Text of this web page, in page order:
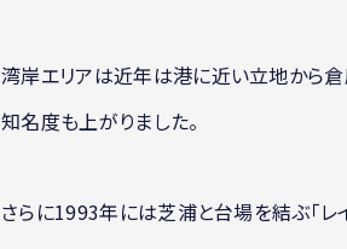
湾岸エリアは近年は港に近い立地から倉
知名度も上がりました。
さらに1993年には芝浦と台場を結ぶ「レ